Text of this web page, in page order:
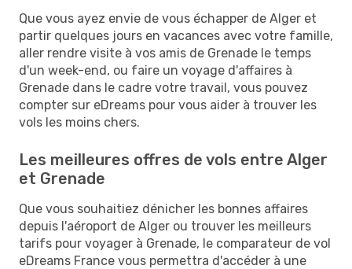
Que vous ayez envie de vous échapper de Alger et
partir quelques jours en vacances avec votre famille,
aller rendre visite à vos amis de Grenade le temps
d'un week-end, ou faire un voyage d'affaires à
Grenade dans le cadre votre travail, vous pouvez
compter sur eDreams pour vous aider à trouver les
vols les moins chers.
Les meilleures offres de vols entre Alger
et Grenade
Que vous souhaitiez dénicher les bonnes affaires
depuis l'aéroport de Alger ou trouver les meilleurs
tarifs pour voyager à Grenade, le comparateur de vol
eDreams France vous permettra d'accéder à une